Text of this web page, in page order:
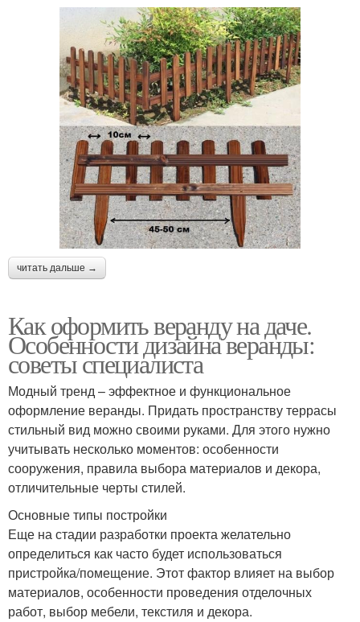
читать дальше →
Как оформить веранду на даче.
Особенности дизайна веранды:
советы специалиста
Модный тренд – эффектное и функциональное
оформление веранды. Придать пространству террасы
стильный вид можно своими руками. Для этого нужно
учитывать несколько моментов: особенности
сооружения, правила выбора материалов и декора,
отличительные черты стилей.
Основные типы постройки
Еще на стадии разработки проекта желательно
определиться как часто будет использоваться
пристройка/помещение. Этот фактор влияет на выбор
материалов, особенности проведения отделочных
работ, выбор мебели, текстиля и декора.